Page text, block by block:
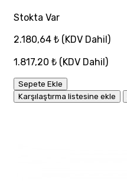
Stokta Var
2.180,64 ₺ (KDV Dahil)
1.817,20 ₺ (KDV Dahil)
Sepete Ekle
Karşılaştırma listesine ekle